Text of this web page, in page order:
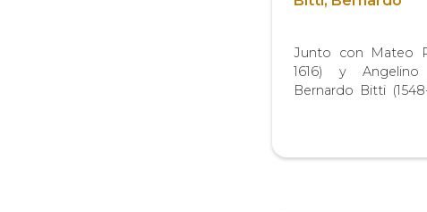
Junto con Mateo
1616) y Angelino
Bernardo Bitti
trasladó al